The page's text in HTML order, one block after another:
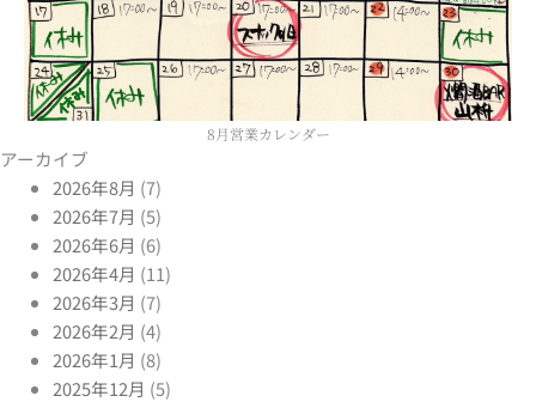
8月営業カレンダー
アーカイブ
2026年8月 (7)
2026年7月 (5)
2026年6月 (6)
2026年4月 (11)
2026年3月 (7)
2026年2月 (4)
2026年1月 (8)
2025年12月 (5)